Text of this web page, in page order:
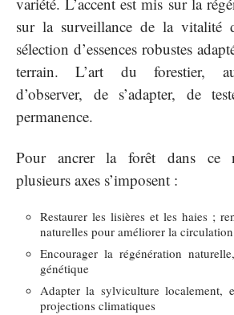
sur la surveillance de la vitalité
sélection d’essences robustes
terrain. L’art du forestier,
d’observer, de s’adapter, de
permanence.
Pour ancrer la forêt dans ce
plusieurs axes s’imposent :
Restaurer les lisières et les haies ;
naturelles pour améliorer la
Encourager la régénération
génétique
Adapter la sylviculture localement,
projections climatiques